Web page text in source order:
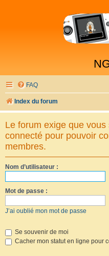
FAQ
Index du forum
Le forum exige que
connecté pour pouvoir
membres.
Nom d’utilisateur :
Mot de passe :
J’ai oublié mon mot de passe
Se souvenir de moi
Cacher mon statut en ligne pour